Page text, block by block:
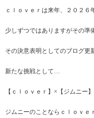
ｃｌｏｖｅｒは来年、２０２６
少しずつではありますがその準
その決意表明としてのブログ更
新たな挑戦として…
【ｃｌｏｖｅｒ】×【ジムニー】
ジムニーのことならｃｌｏｖｅ